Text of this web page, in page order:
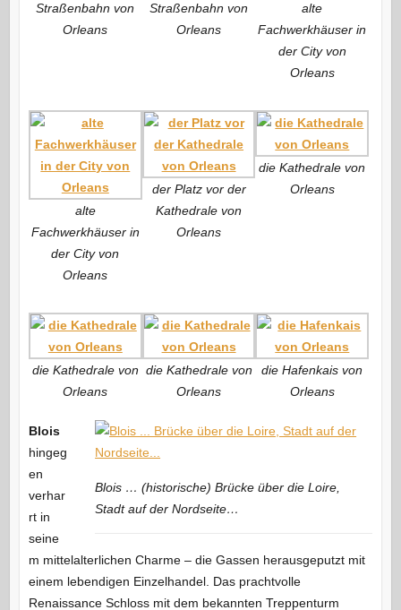
Straßenbahn von
Orleans
Straßenbahn von
Orleans
alte
Fachwerkhäuser in
der City von
Orleans
alte
Fachwerkhäuser in
der City von
Orleans
der Platz vor der
Kathedrale von
Orleans
die Kathedrale von
Orleans
die Kathedrale von
Orleans
die Kathedrale von
Orleans
die Hafenkais von
Orleans
Blois … (historische) Brücke über die Loire,
Stadt auf der Nordseite…
Blois
hingeg
en
verhar
rt in
seine
m mittelalterlichen Charme – die Gassen herausgeputzt mit
einem lebendigen Einzelhandel. Das prachtvolle
Renaissance Schloss mit dem bekannten Treppenturm